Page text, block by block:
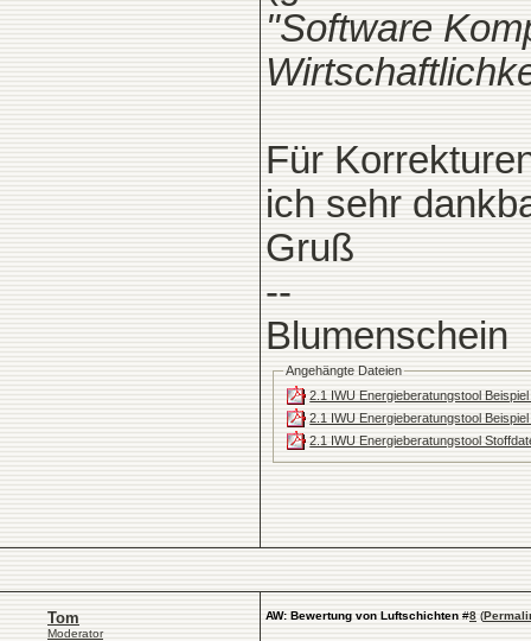
"Software
Für
ich sehr
Gruß
--
Blumenschein
Angehängte Dateien
2.1 IWU Energieberatungstool
2.1 IWU Energieberatungstool
2.1 IWU Energieberatungstool
Tom
Moderator
AW: Bewertung von Luftschichten #8 (